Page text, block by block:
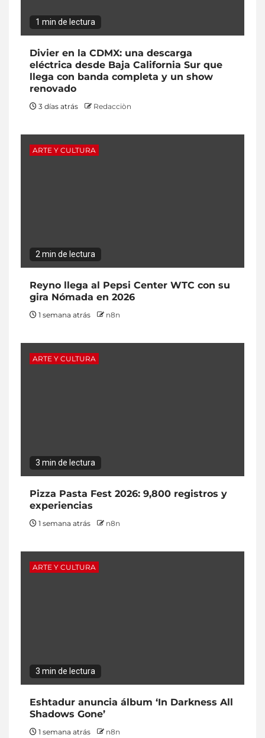
1 min de lectura
Divier en la CDMX: una descarga
eléctrica desde Baja California Sur que
llega con banda completa y un show
renovado
3 días atrás Redacciòn
ARTE Y CULTURA
2 min de lectura
Reyno llega al Pepsi Center WTC con su
gira Nómada en 2026
1 semana atrás n8n
ARTE Y CULTURA
3 min de lectura
Pizza Pasta Fest 2026: 9,800 registros y
experiencias
1 semana atrás n8n
ARTE Y CULTURA
3 min de lectura
Eshtadur anuncia álbum ‘In Darkness All
Shadows Gone’
1 semana atrás n8n